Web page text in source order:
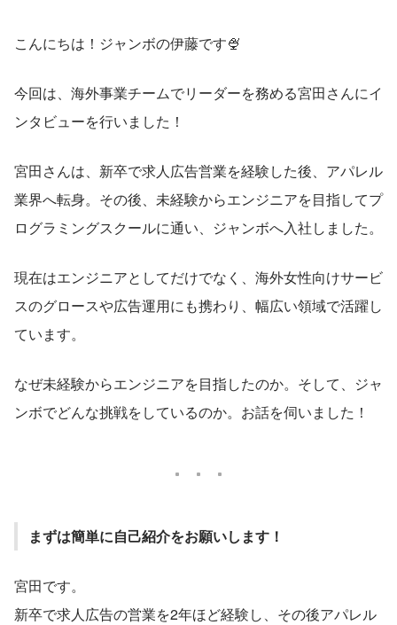
こんにちは！ジャンボの伊藤です🍨
今回は、海外事業チームでリーダーを務める宮田さんにイ
ンタビューを行いました！
宮田さんは、新卒で求人広告営業を経験した後、アパレル
業界へ転身。その後、未経験からエンジニアを目指してプ
ログラミングスクールに通い、ジャンボへ入社しました。
現在はエンジニアとしてだけでなく、海外女性向けサービ
スのグロースや広告運用にも携わり、幅広い領域で活躍し
ています。
なぜ未経験からエンジニアを目指したのか。そして、ジャ
ンボでどんな挑戦をしているのか。お話を伺いました！
まずは簡単に自己紹介をお願いします！
宮田です。
新卒で求人広告の営業を2年ほど経験し、その後アパレル